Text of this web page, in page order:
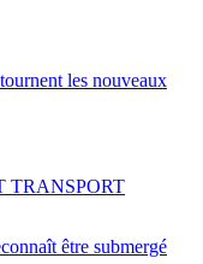
les nouveaux
être submergé
TRANSPORT